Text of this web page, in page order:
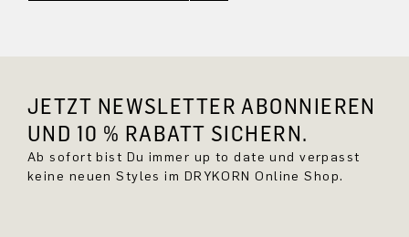
JETZT NEWSLETTER ABONNIEREN
UND 10 % RABATT SICHERN.
Ab sofort bist Du immer up to date und verpasst
keine neuen Styles im DRYKORN Online Shop.